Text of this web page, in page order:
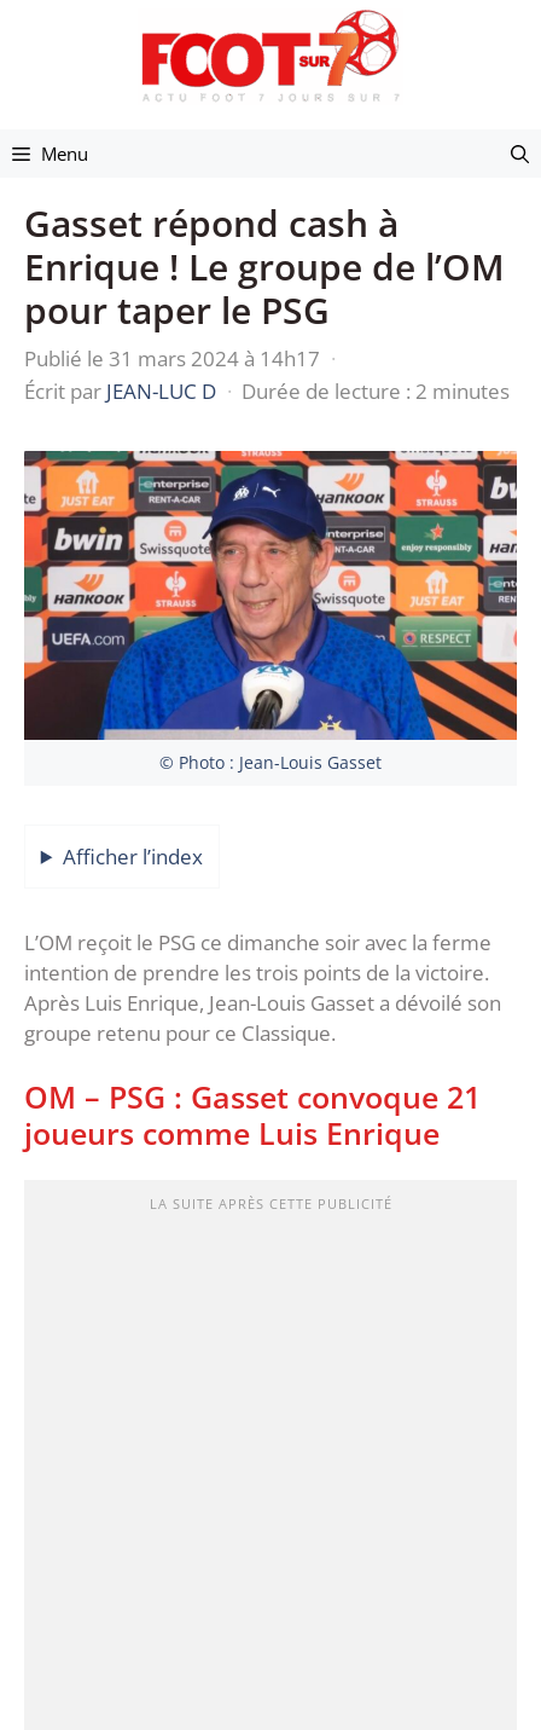
Menu
Gasset répond cash à
Enrique ! Le groupe de l’OM
pour taper le PSG
Publié le 31 mars 2024 à 14h17 ·
Écrit par JEAN-LUC D · Durée de lecture : 2 minutes
© Photo : Jean-Louis Gasset
Afficher l’index
L’OM reçoit le PSG ce dimanche soir avec la ferme
intention de prendre les trois points de la victoire.
Après Luis Enrique, Jean-Louis Gasset a dévoilé son
groupe retenu pour ce Classique.
OM – PSG : Gasset convoque 21
joueurs comme Luis Enrique
LA SUITE APRÈS CETTE PUBLICITÉ